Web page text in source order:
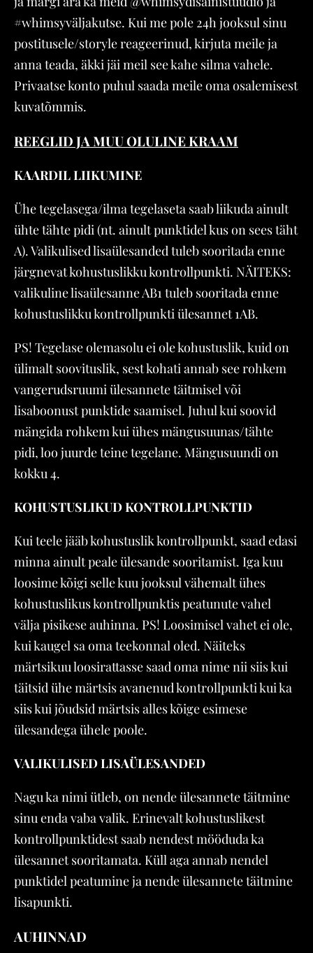
#whimsyväljakutse. Kui me pole 24h jooksul sinu
postitusele/storyle reageerinud, kirjuta meile ja
anna teada, äkki jäi meil see kahe silma vahele.
Privaatse konto puhul saada meile oma osalemisest
kuvatõmmis.
REEGLID JA MUU OLULINE KRAAM
KAARDIL LIIKUMINE
Ühe tegelasega/ilma tegelaseta saab liikuda ainult
ühte tähte pidi (nt. ainult punktidel kus on sees täht
A). Valikulised lisaülesanded tuleb sooritada enne
järgnevat kohustuslikku kontrollpunkti. NÄITEKS:
valikuline lisaülesanne AB1 tuleb sooritada enne
kohustuslikku kontrollpunkti ülesannet 1AB.
PS! Tegelase olemasolu ei ole kohustuslik, kuid on
ülimalt soovituslik, sest kohati annab see rohkem
vangerudsruumi ülesannete täitmisel või
lisaboonust punktide saamisel. Juhul kui soovid
mängida rohkem kui ühes mängusuunas/tähte
pidi, loo juurde teine tegelane. Mängusuundi on
kokku 4.
KOHUSTUSLIKUD KONTROLLPUNKTID
Kui teele jääb kohustuslik kontrollpunkt, saad edasi
minna ainult peale ülesande sooritamist. Iga kuu
loosime kõigi selle kuu jooksul vähemalt ühes
kohustuslikus kontrollpunktis peatunute vahel
välja pisikese auhinna. PS! Loosimisel vahet ei ole,
kui kaugel sa oma teekonnal oled. Näiteks
märtsikuu loosirattasse saad oma nime nii siis kui
täitsid ühe märtsis avanenud kontrollpunkti kui ka
siis kui jõudsid märtsis alles kõige esimese
ülesandega ühele poole.
VALIKULISED LISAÜLESANDED
Nagu ka nimi ütleb, on nende ülesannete täitmine
sinu enda vaba valik. Erinevalt kohustuslikest
kontrollpunktidest saab nendest mööduda ka
ülesannet sooritamata. Küll aga annab nendel
punktidel peatumine ja nende ülesannete täitmine
lisapunkti.
AUHINNAD